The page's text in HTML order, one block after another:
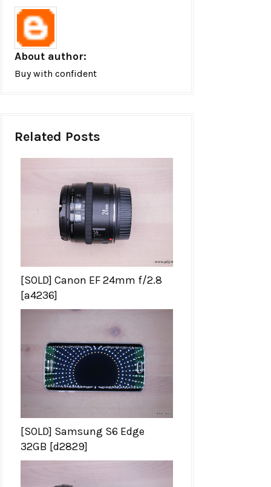
About author:
Buy with confident
Related Posts
[SOLD] Canon EF 24mm f/2.8
[a4236]
[SOLD] Samsung S6 Edge
32GB [d2829]